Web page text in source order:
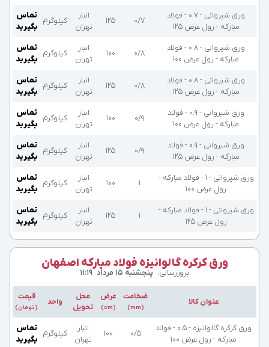
ورق شیروانی - 0.7 - فولاد
مبارکه - رول عرض 125
۰/۷ ۱۲۵
انبار
تهران
کیلوگرم
تماس
بگیرید
ورق شیروانی - 0.8 - فولاد
مبارکه - رول عرض 100
۰/۸ ۱۰۰
انبار
تهران
کیلوگرم
تماس
بگیرید
ورق شیروانی - 0.8 - فولاد
مبارکه - رول عرض 125
۰/۸ ۱۲۵
انبار
تهران
کیلوگرم
تماس
بگیرید
ورق شیروانی - 0.9 - فولاد
مبارکه - رول عرض 100
۰/۹ ۱۰۰
انبار
تهران
کیلوگرم
تماس
بگیرید
ورق شیروانی - 0.9 - فولاد
مبارکه - رول عرض 125
۰/۹ ۱۲۵
انبار
تهران
کیلوگرم
تماس
بگیرید
ورق شیروانی - 1 - فولاد مبارکه -
رول عرض 100
۱ ۱۰۰
انبار
تهران
کیلوگرم
تماس
بگیرید
ورق شیروانی - 1 - فولاد مبارکه -
رول عرض 125
۱ ۱۲۵
انبار
تهران
کیلوگرم
تماس
بگیرید
ورق کرکره گالوانیزه فولاد مبارکه اصفهان
بروزرسانی: پنجشنبه ۱۵ مرداد ۱۱:۱۹
عنوان کالا
ضخامت
(mm)
عرض
(cm)
محل
تحویل
واحد
قیمت
(تومان)
ورق کرکره گالوانیزه - 0.5 - فولاد
مبارکه - رول عرض 100
۰/۵ ۱۰۰
انبار
تهران
کیلوگرم
تماس
بگیرید